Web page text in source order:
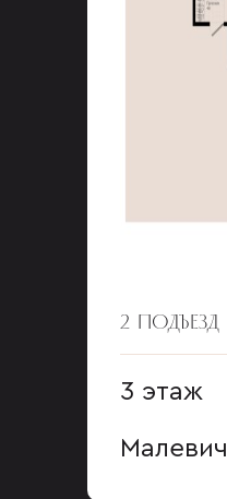
2 ПОДЪЕЗД
3 этаж
Малевич